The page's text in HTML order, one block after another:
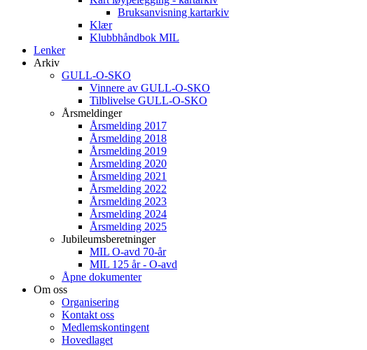
Bruksanvisning kartarkiv
Klær
Klubbhåndbok MIL
Lenker
Arkiv
GULL-O-SKO
Vinnere av GULL-O-SKO
Tilblivelse GULL-O-SKO
Årsmeldinger
Årsmelding 2017
Årsmelding 2018
Årsmelding 2019
Årsmelding 2020
Årsmelding 2021
Årsmelding 2022
Årsmelding 2023
Årsmelding 2024
Årsmelding 2025
Jubileumsberetninger
MIL O-avd 70-år
MIL 125 år - O-avd
Åpne dokumenter
Om oss
Organisering
Kontakt oss
Medlemskontingent
Hovedlaget